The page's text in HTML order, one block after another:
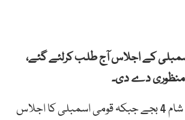
کے اجلاس آج طلب کرلئے گئے،
دے دی۔
سینیٹ کا اجلاس شام 4 بجے جبکہ قومی اسمبلی کا اجلاس